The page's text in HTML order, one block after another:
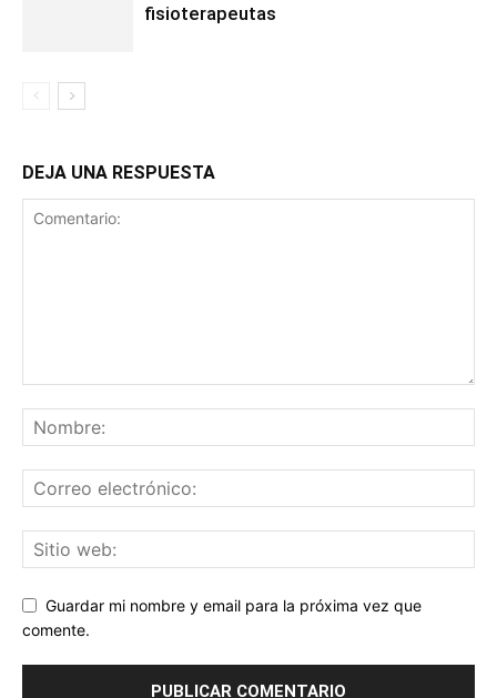
fisioterapeutas
DEJA UNA RESPUESTA
Guardar mi nombre y email para la próxima vez que
comente.